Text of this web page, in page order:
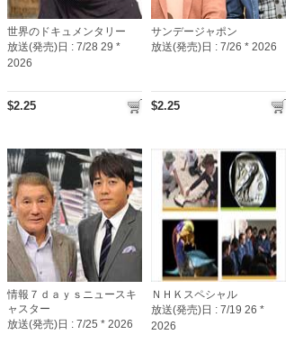
世界のドキュメンタリー
放送(発売)日 : 7/28 29 *
2026
$2.25
サンデージャポン
放送(発売)日 : 7/26 * 2026
$2.25
情報７ｄａｙｓニュースキ
ャスター
放送(発売)日 : 7/25 * 2026
ＮＨＫスペシャル
放送(発売)日 : 7/19 26 *
2026